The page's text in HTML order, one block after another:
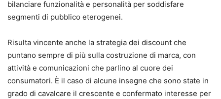
bilanciare funzionalità e personalità per soddisfare
segmenti di pubblico eterogenei.
Risulta vincente anche la strategia dei discount che
puntano sempre di più sulla costruzione di marca, con
attività e comunicazioni che parlino al cuore dei
consumatori. È il caso di alcune insegne che sono state in
grado di cavalcare il crescente e confermato interesse per